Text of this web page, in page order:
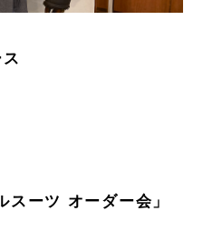
ーツ オーダー会」